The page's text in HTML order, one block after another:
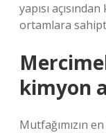
yapısı
ortamlara
kimyon
Mutfağımızın